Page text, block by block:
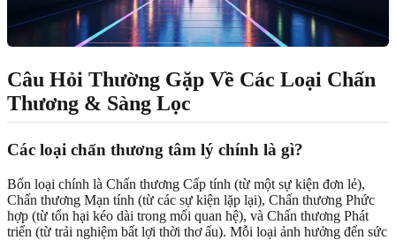
Câu Hỏi Thường Gặp Về Các Loại Chấn
Thương & Sàng Lọc
Các loại chấn thương tâm lý chính là gì?
Bốn loại chính là Chấn thương Cấp tính (từ một sự kiện đơn lẻ),
Chấn thương Mạn tính (từ các sự kiện lặp lại), Chấn thương Phức
hợp (từ tổn hại kéo dài trong mối quan hệ), và Chấn thương Phát
triển (từ trải nghiệm bất lợi thời thơ ấu). Mỗi loại ảnh hưởng đến sức